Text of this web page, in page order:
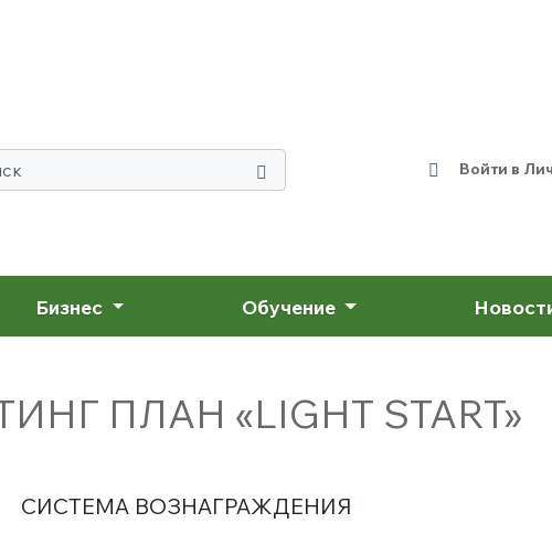
Войти в
Бизнес Обучение
ПЛАН «LIGHT START»
СИСТЕМА ВОЗНАГРАЖДЕНИЯ